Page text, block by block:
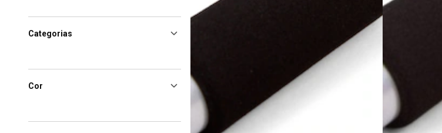
Categorias
Cor